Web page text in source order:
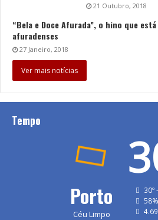
21 Outubro, 2018
“Bela e Doce Afurada”, o hino que
afuradenses
27 Janeiro, 2018
Ver mais notícias
Tempo
Porto
Céu Limpo
30º
58%